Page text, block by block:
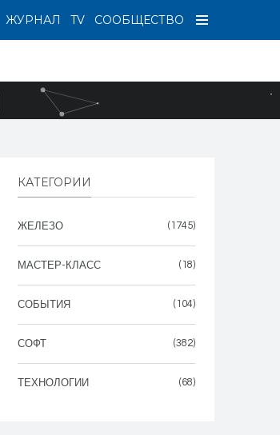
СООБЩЕСТВО
TV
ЖУРНАЛ
КАТЕГОРИИ
ЖЕЛЕЗО (1745)
МАСТЕР-КЛАСС (18)
СОБЫТИЯ (104)
СОФТ (382)
ТЕХНОЛОГИИ (68)